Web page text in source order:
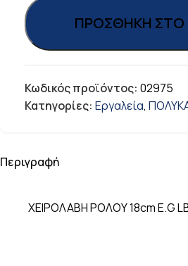
ΠΡΟΣΘΉΚΗ ΣΤΟ
Κωδικός προϊόντος: 02975
Κατηγορίες: Εργαλεία,
Περιγραφή
ΧΕΙΡΟΛΑΒΗ ΡΟΛΟΥ 18cm E.G